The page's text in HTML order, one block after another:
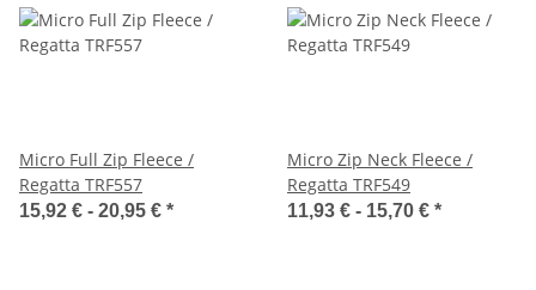
Micro Full Zip Fleece /
Regatta TRF557
15,92 € - 20,95 € *
Micro Zip Neck Fleece /
Regatta TRF549
11,93 € - 15,70 € *